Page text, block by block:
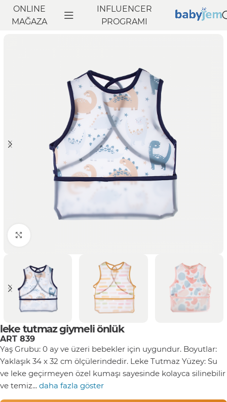
ONLINE
MAĞAZA
INFLUENCER
PROGRAMI
Anasayfa Beslenme Bebek Mama Önlüğü
leke tutmaz giymeli önlük
ART 839
Yaş Grubu: 0 ay ve üzeri bebekler için uygundur. Boyutlar:
Yaklaşık 34 x 32 cm ölçülerindedir. Leke Tutmaz Yüzey: Su
ve leke geçirmeyen özel kumaşı sayesinde kolayca silinebilir
ve temiz... daha fazla göster